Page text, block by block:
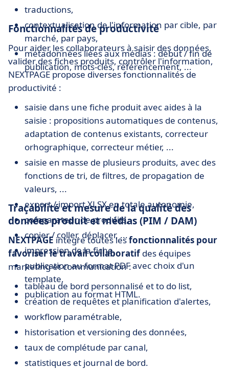
traductions,
contextualisation de l'information par cible, par
marché, par pays,
métadonnées liées aux médias : début / fin de
publication, mots-clés, référencement, ...
Fonctionnalités de productivité
Pour aider les collaborateurs à saisir des données,
valider des fiches produits, contrôler l'information,
NEXTPAGE propose diverses fonctionnalités de
productivité :
saisie dans une fiche produit avec aides à la
saisie : propositions automatiques de contenus,
adaptation de contenus existants, correcteur
orhographique, correcteur métier, ...
saisie en masse de plusieurs produits, avec des
fonctions de tri, de filtres, de propagation de
valeurs, ...
export / import XLSX en totale autonomie,
comparateur de produits,
copier / coller, déplacer, ...
impression de la fiche,
publication au format PDF avec choix d'un
template,
publication au format HTML.
Traçabilité et mesure de la qualité des
données produit et médias (PIM / DAM)
NEXTPAGE intègre toutes lesfonctionnalités pour
favoriser le travail collaboratifdes équipes
marketing et communication :
tableau de bord personnalisé et to do list,
création de requêtes et planification d'alertes,
workflow paramétrable,
historisation et versioning des données,
taux de complétude par canal,
statistiques et journal de bord.